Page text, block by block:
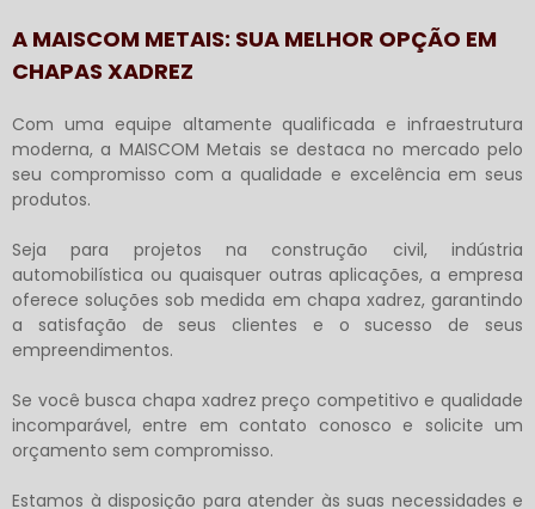
A MAISCOM METAIS: SUA MELHOR OPÇÃO EM
CHAPAS XADREZ
Com uma equipe altamente qualificada e infraestrutura
moderna, a MAISCOM Metais se destaca no mercado pelo
seu compromisso com a qualidade e excelência em seus
produtos.
Seja para projetos na construção civil, indústria
automobilística ou quaisquer outras aplicações, a empresa
oferece soluções sob medida em chapa xadrez, garantindo
a satisfação de seus clientes e o sucesso de seus
empreendimentos.
Se você busca chapa xadrez preço competitivo e qualidade
incomparável, entre em contato conosco e solicite um
orçamento sem compromisso.
Estamos à disposição para atender às suas necessidades e